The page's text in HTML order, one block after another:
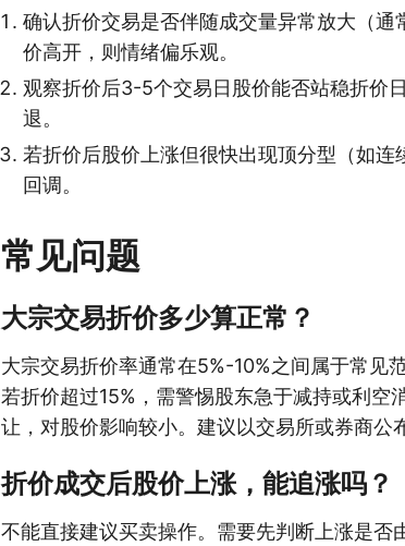
确认折价交易是否伴随成交量异常放大（
价高开，则情绪偏乐观。
观察折价后3-5个交易日股价能否站稳折价
退。
若折价后股价上涨但很快出现顶分型（如
回调。
常见问题
大宗交易折价多少算正常？
大宗交易折价率通常在5%-10%之间属于常见
若折价超过15%，需警惕股东急于减持或利空
让，对股价影响较小。建议以交易所或券商公
折价成交后股价上涨，能追涨吗？
不能直接建议买卖操作。需要先判断上涨是否